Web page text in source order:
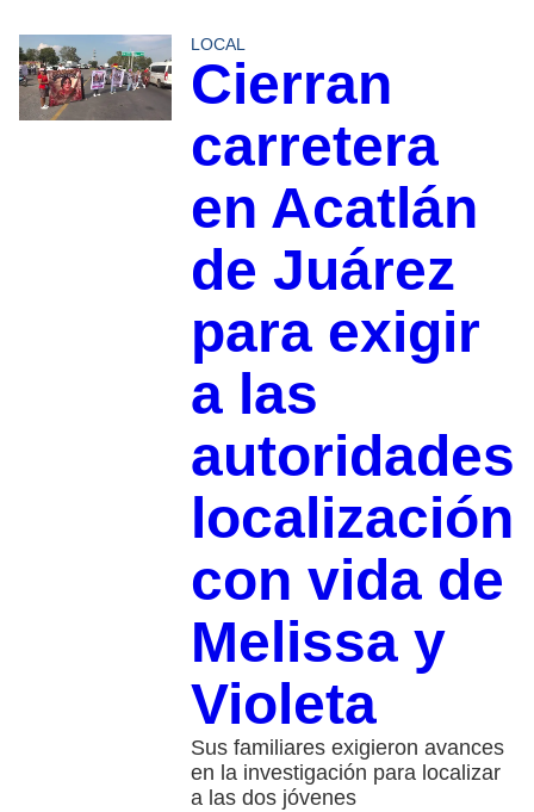
LOCAL
Cierran
carretera
en Acatlán
de Juárez
para exigir
a las
autoridades
localización
con vida de
Melissa y
Violeta
Sus familiares exigieron avances
en la investigación para localizar
a las dos jóvenes